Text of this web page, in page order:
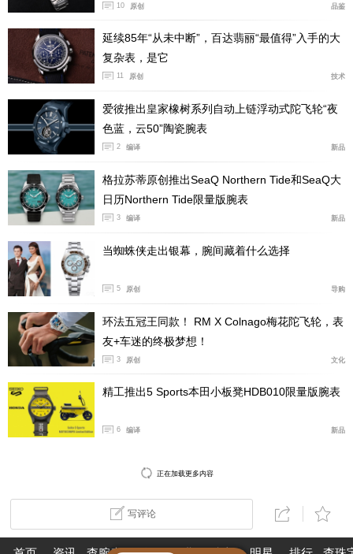
10 原创 品鉴
延续85年“从未中断”，百达翡丽“最值得”入手的大
复杂表，是它
11 原创 技术
爱彼推出皇家橡树系列自动上链浮动式陀飞轮“夜
色蓝，云50”陶瓷腕表
2 编译 新品
格拉苏蒂原创推出SeaQ Northern Tide和SeaQ大
日历Northern Tide限量版腕表
3 编译 新品
当蜘蛛侠走出银幕，腕间藏着什么选择
5 原创 导购
环法五冠王同款！ RM X Colnago梅花陀飞轮，表
友+车迷的终极梦想！
3 原创 文化
精工推出5 Sports本田小板凳HDB010限量版腕表
6 编译 新品
正在加载更多内容
写评论